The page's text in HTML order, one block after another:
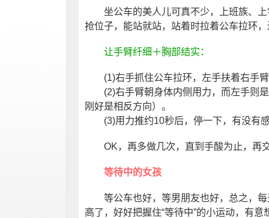
坐公车的美人儿可真不少，上班族、上
抢位子，能站就站，站着时拉着公车拉环
让手臂纤细＋胸部结实：
(1)右手抓住公车拉环，左手扶着右手
(2)右手臂朝身体内侧用力，而左手则是
刚好是相反方向）。
(3)用力推约10秒后，停一下，有没有
OK，再多做几次，直到手酸为止，再
等待中的女孩
等公车也好，等男朋友也好，总之，每
高了，好好把握住“等待中”的小运动，有意